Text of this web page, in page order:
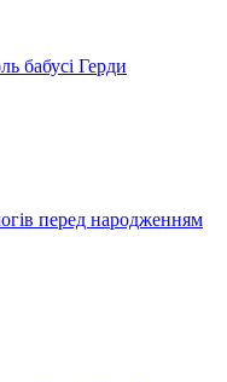
бабусі Герди
перед народженням